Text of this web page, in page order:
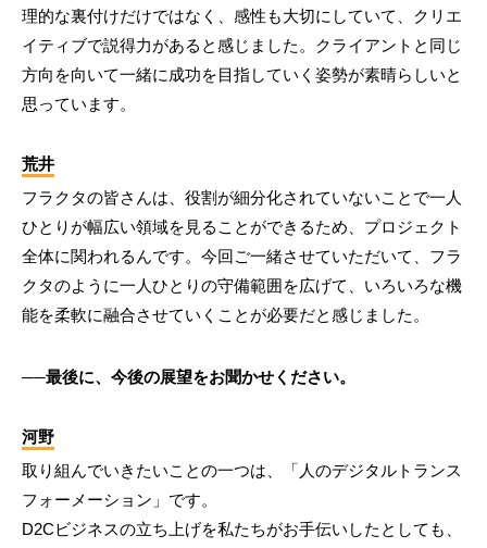
理的な裏付けだけではなく、感性も大切にしていて、クリエ
イティブで説得力があると感じました。クライアントと同じ
方向を向いて一緒に成功を目指していく姿勢が素晴らしいと
思っています。
荒井
フラクタの皆さんは、役割が細分化されていないことで一人
ひとりが幅広い領域を見ることができるため、プロジェクト
全体に関われるんです。今回ご一緒させていただいて、フラ
クタのように一人ひとりの守備範囲を広げて、いろいろな機
能を柔軟に融合させていくことが必要だと感じました。
──最後に、今後の展望をお聞かせください。
河野
取り組んでいきたいことの一つは、「人のデジタルトランス
フォーメーション」です。
D2Cビジネスの立ち上げを私たちがお手伝いしたとしても、